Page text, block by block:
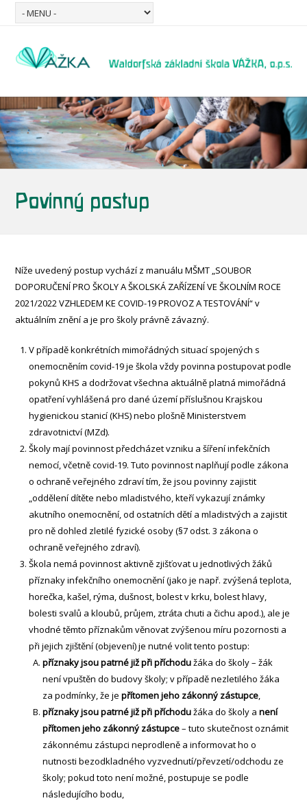
Povinný postup
Níže uvedený postup vychází z manuálu MŠMT „SOUBOR
DOPORUČENÍ PRO ŠKOLY A ŠKOLSKÁ ZAŘÍZENÍ VE ŠKOLNÍM ROCE
2021/2022 VZHLEDEM KE COVID-19 PROVOZ A TESTOVÁNÍ“ v
aktuálním znění a je pro školy právně závazný.
V případě konkrétních mimořádných situací spojených s
onemocněním covid-19 je škola vždy povinna postupovat podle
pokynů KHS a dodržovat všechna aktuálně platná mimořádná
opatření vyhlášená pro dané území příslušnou Krajskou
hygienickou stanicí (KHS) nebo plošně Ministerstvem
zdravotnictví (MZd).
Školy mají povinnost předcházet vzniku a šíření infekčních
nemocí, včetně covid-19. Tuto povinnost naplňují podle zákona
o ochraně veřejného zdraví tím, že jsou povinny zajistit
„oddělení dítěte nebo mladistvého, kteří vykazují známky
akutního onemocnění, od ostatních dětí a mladistvých a zajistit
pro ně dohled zletilé fyzické osoby (§7 odst. 3 zákona o
ochraně veřejného zdraví).
Škola nemá povinnost aktivně zjišťovat u jednotlivých žáků
příznaky infekčního onemocnění (jako je např. zvýšená teplota,
horečka, kašel, rýma, dušnost, bolest v krku, bolest hlavy,
bolesti svalů a kloubů, průjem, ztráta chuti a čichu apod.), ale je
vhodné těmto příznakům věnovat zvýšenou míru pozornosti a
při jejich zjištění (objevení) je nutné volit tento postup:
příznaky jsou patrné již při příchodužáka do školy – žák
není vpuštěn do budovy školy; v případě nezletilého žáka
za podmínky, že jepřítomen jeho zákonný zástupce,
příznaky jsou patrné již při příchodužáka do školy anení
přítomen jeho zákonný zástupce– tuto skutečnost oznámit
zákonnému zástupci neprodleně a informovat ho o
nutnosti bezodkladného vyzvednutí/převzetí/odchodu ze
školy; pokud toto není možné, postupuje se podle
následujícího bodu,